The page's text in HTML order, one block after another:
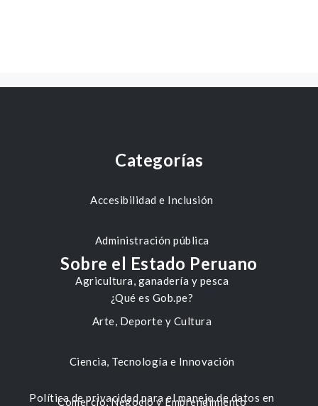
Categorías
Accesibilidad e Inclusión
Administración pública
Agricultura, ganadería y pesca
Arte, Deporte y Cultura
Ciencia, Tecnología e Innovación
Comercio, Negocio y Emprendimiento
Sobre el Estado Peruano
¿Qué es Gob.pe?
Política de privacidad para el manejo de datos en